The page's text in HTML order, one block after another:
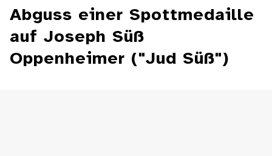
Abguss einer Spottmedaille
auf Joseph Süß
Oppenheimer ("Jud Süß")